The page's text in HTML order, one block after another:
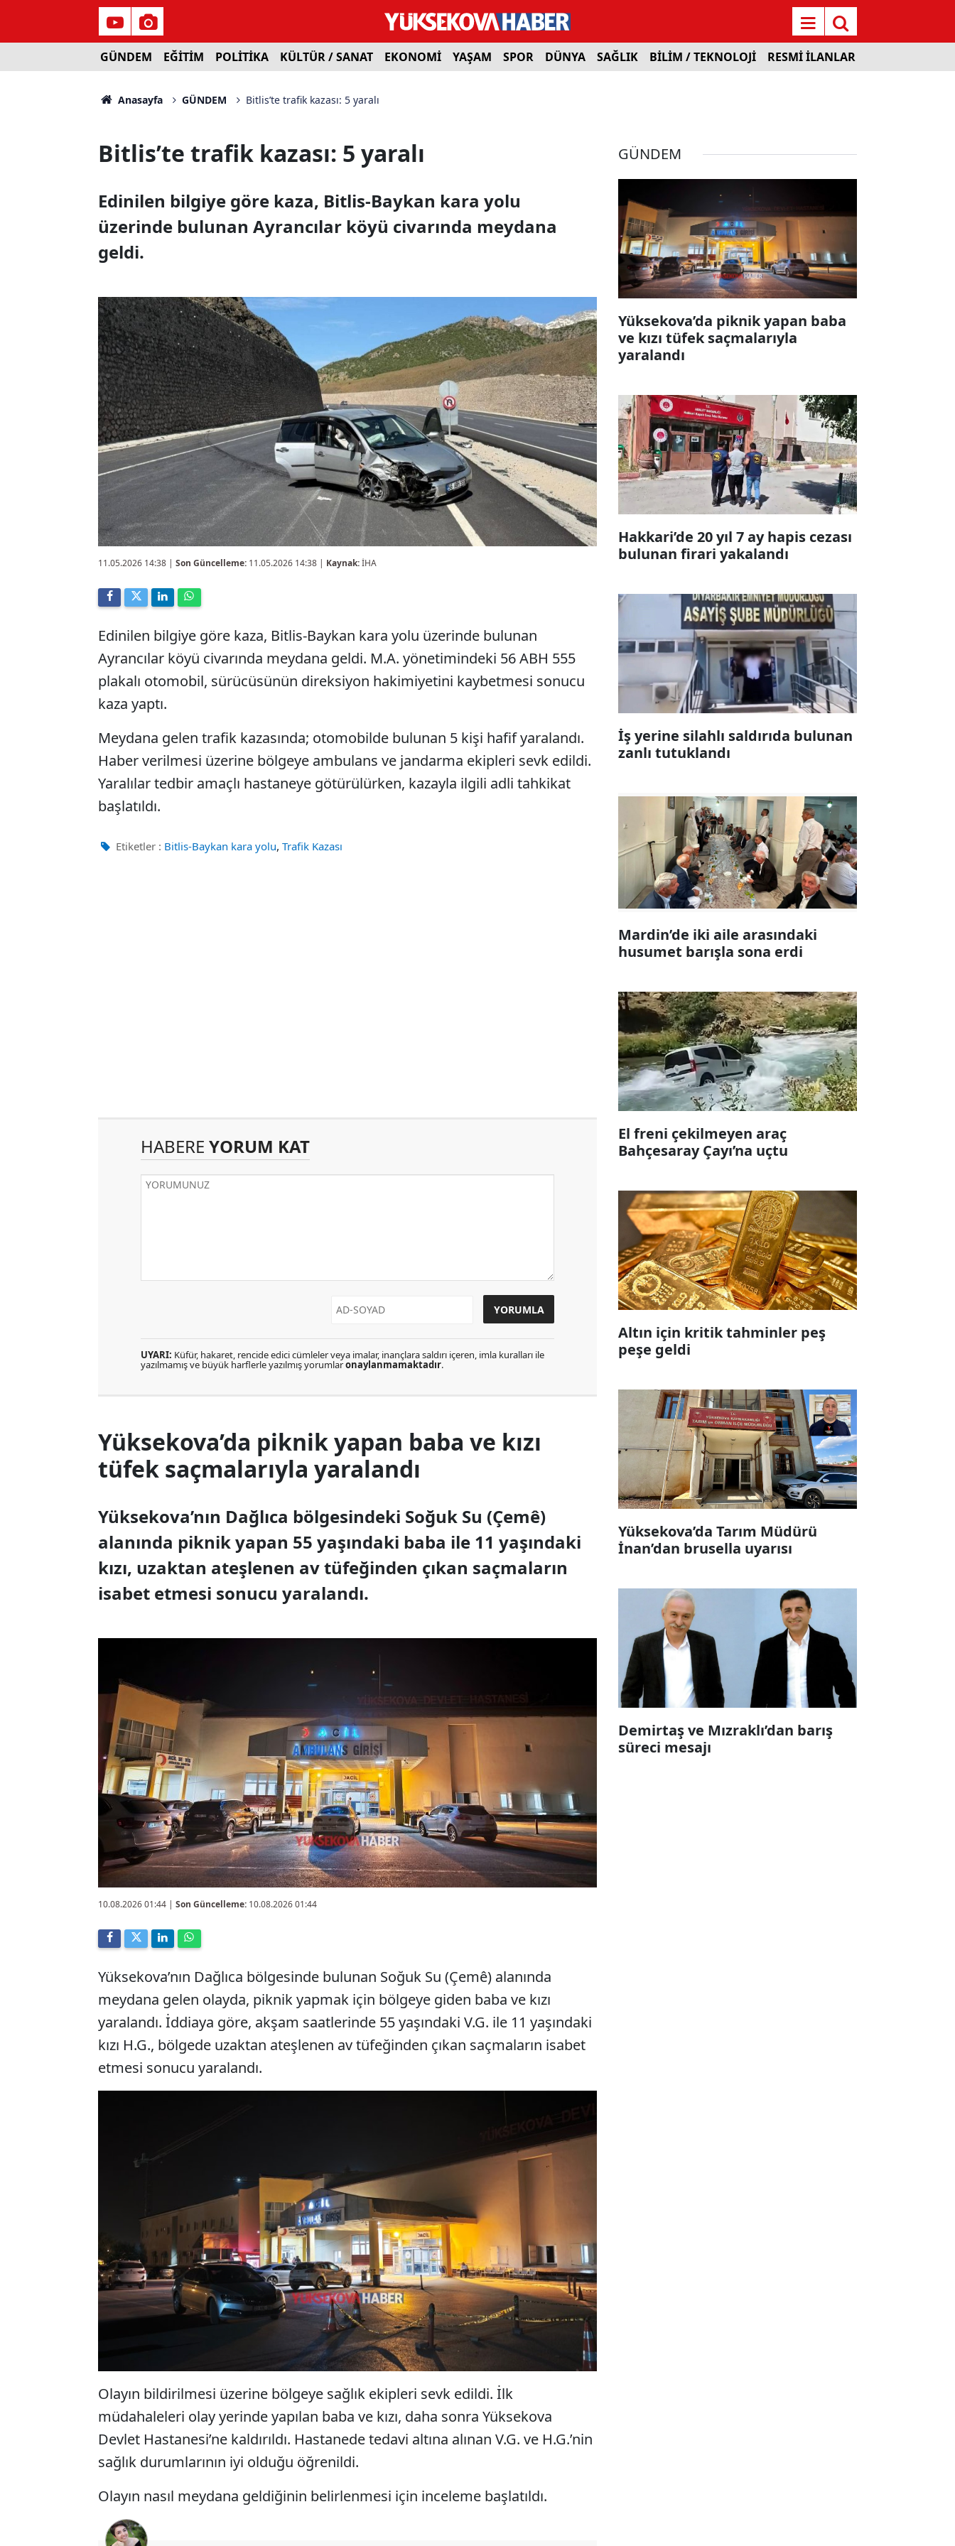
GÜNDEM EĞİTİM POLİTİKA KÜLTÜR / SANAT EKONOMİ YAŞAM SPOR DÜNYA SAĞLIK BİLİM / TEKNOLOJİ RESMİ İLANLAR
Anasayfa GÜNDEM Bitlis’te trafik kazası: 5 yaralı
Bitlis’te trafik kazası: 5 yaralı
Edinilen bilgiye göre kaza, Bitlis-Baykan kara yolu
üzerinde bulunan Ayrancılar köyü civarında meydana
geldi.
11.05.2026 14:38 | Son Güncelleme: 11.05.2026 14:38 | Kaynak:İHA
Edinilen bilgiye göre kaza, Bitlis-Baykan kara yolu üzerinde bulunan
Ayrancılar köyü civarında meydana geldi. M.A. yönetimindeki 56 ABH 555
plakalı otomobil, sürücüsünün direksiyon hakimiyetini kaybetmesi sonucu
kaza yaptı.
Meydana gelen trafik kazasında; otomobilde bulunan 5 kişi hafif yaralandı.
Haber verilmesi üzerine bölgeye ambulans ve jandarma ekipleri sevk edildi.
Yaralılar tedbir amaçlı hastaneye götürülürken, kazayla ilgili adli tahkikat
başlatıldı.
Etiketler : Bitlis-Baykan kara yolu, Trafik Kazası
HABERE YORUM KAT
UYARI: Küfür, hakaret, rencide edici cümleler veya imalar, inançlara saldırı içeren, imla kuralları ile
yazılmamış ve büyük harflerle yazılmış yorumlaronaylanmamaktadır.
Yüksekova’da piknik yapan baba ve kızı
tüfek saçmalarıyla yaralandı
Yüksekova’nın Dağlıca bölgesindeki Soğuk Su (Çemê)
alanında piknik yapan 55 yaşındaki baba ile 11 yaşındaki
kızı, uzaktan ateşlenen av tüfeğinden çıkan saçmaların
isabet etmesi sonucu yaralandı.
10.08.2026 01:44 | Son Güncelleme: 10.08.2026 01:44
Yüksekova’nın Dağlıca bölgesinde bulunan Soğuk Su (Çemê) alanında
meydana gelen olayda, piknik yapmak için bölgeye giden baba ve kızı
yaralandı. İddiaya göre, akşam saatlerinde 55 yaşındaki V.G. ile 11 yaşındaki
kızı H.G., bölgede uzaktan ateşlenen av tüfeğinden çıkan saçmaların isabet
etmesi sonucu yaralandı.
Olayın bildirilmesi üzerine bölgeye sağlık ekipleri sevk edildi. İlk
müdahaleleri olay yerinde yapılan baba ve kızı, daha sonra Yüksekova
Devlet Hastanesi’ne kaldırıldı. Hastanede tedavi altına alınan V.G. ve H.G.’nin
sağlık durumlarının iyi olduğu öğrenildi.
Olayın nasıl meydana geldiğinin belirlenmesi için inceleme başlatıldı.
GÜNDEM
Yüksekova’da piknik yapan baba
ve kızı tüfek saçmalarıyla
yaralandı
Hakkari’de 20 yıl 7 ay hapis cezası
bulunan firari yakalandı
İş yerine silahlı saldırıda bulunan
zanlı tutuklandı
Mardin’de iki aile arasındaki
husumet barışla sona erdi
El freni çekilmeyen araç
Bahçesaray Çayı’na uçtu
Altın için kritik tahminler peş
peşe geldi
Yüksekova’da Tarım Müdürü
İnan’dan brusella uyarısı
Demirtaş ve Mızraklı’dan barış
süreci mesajı